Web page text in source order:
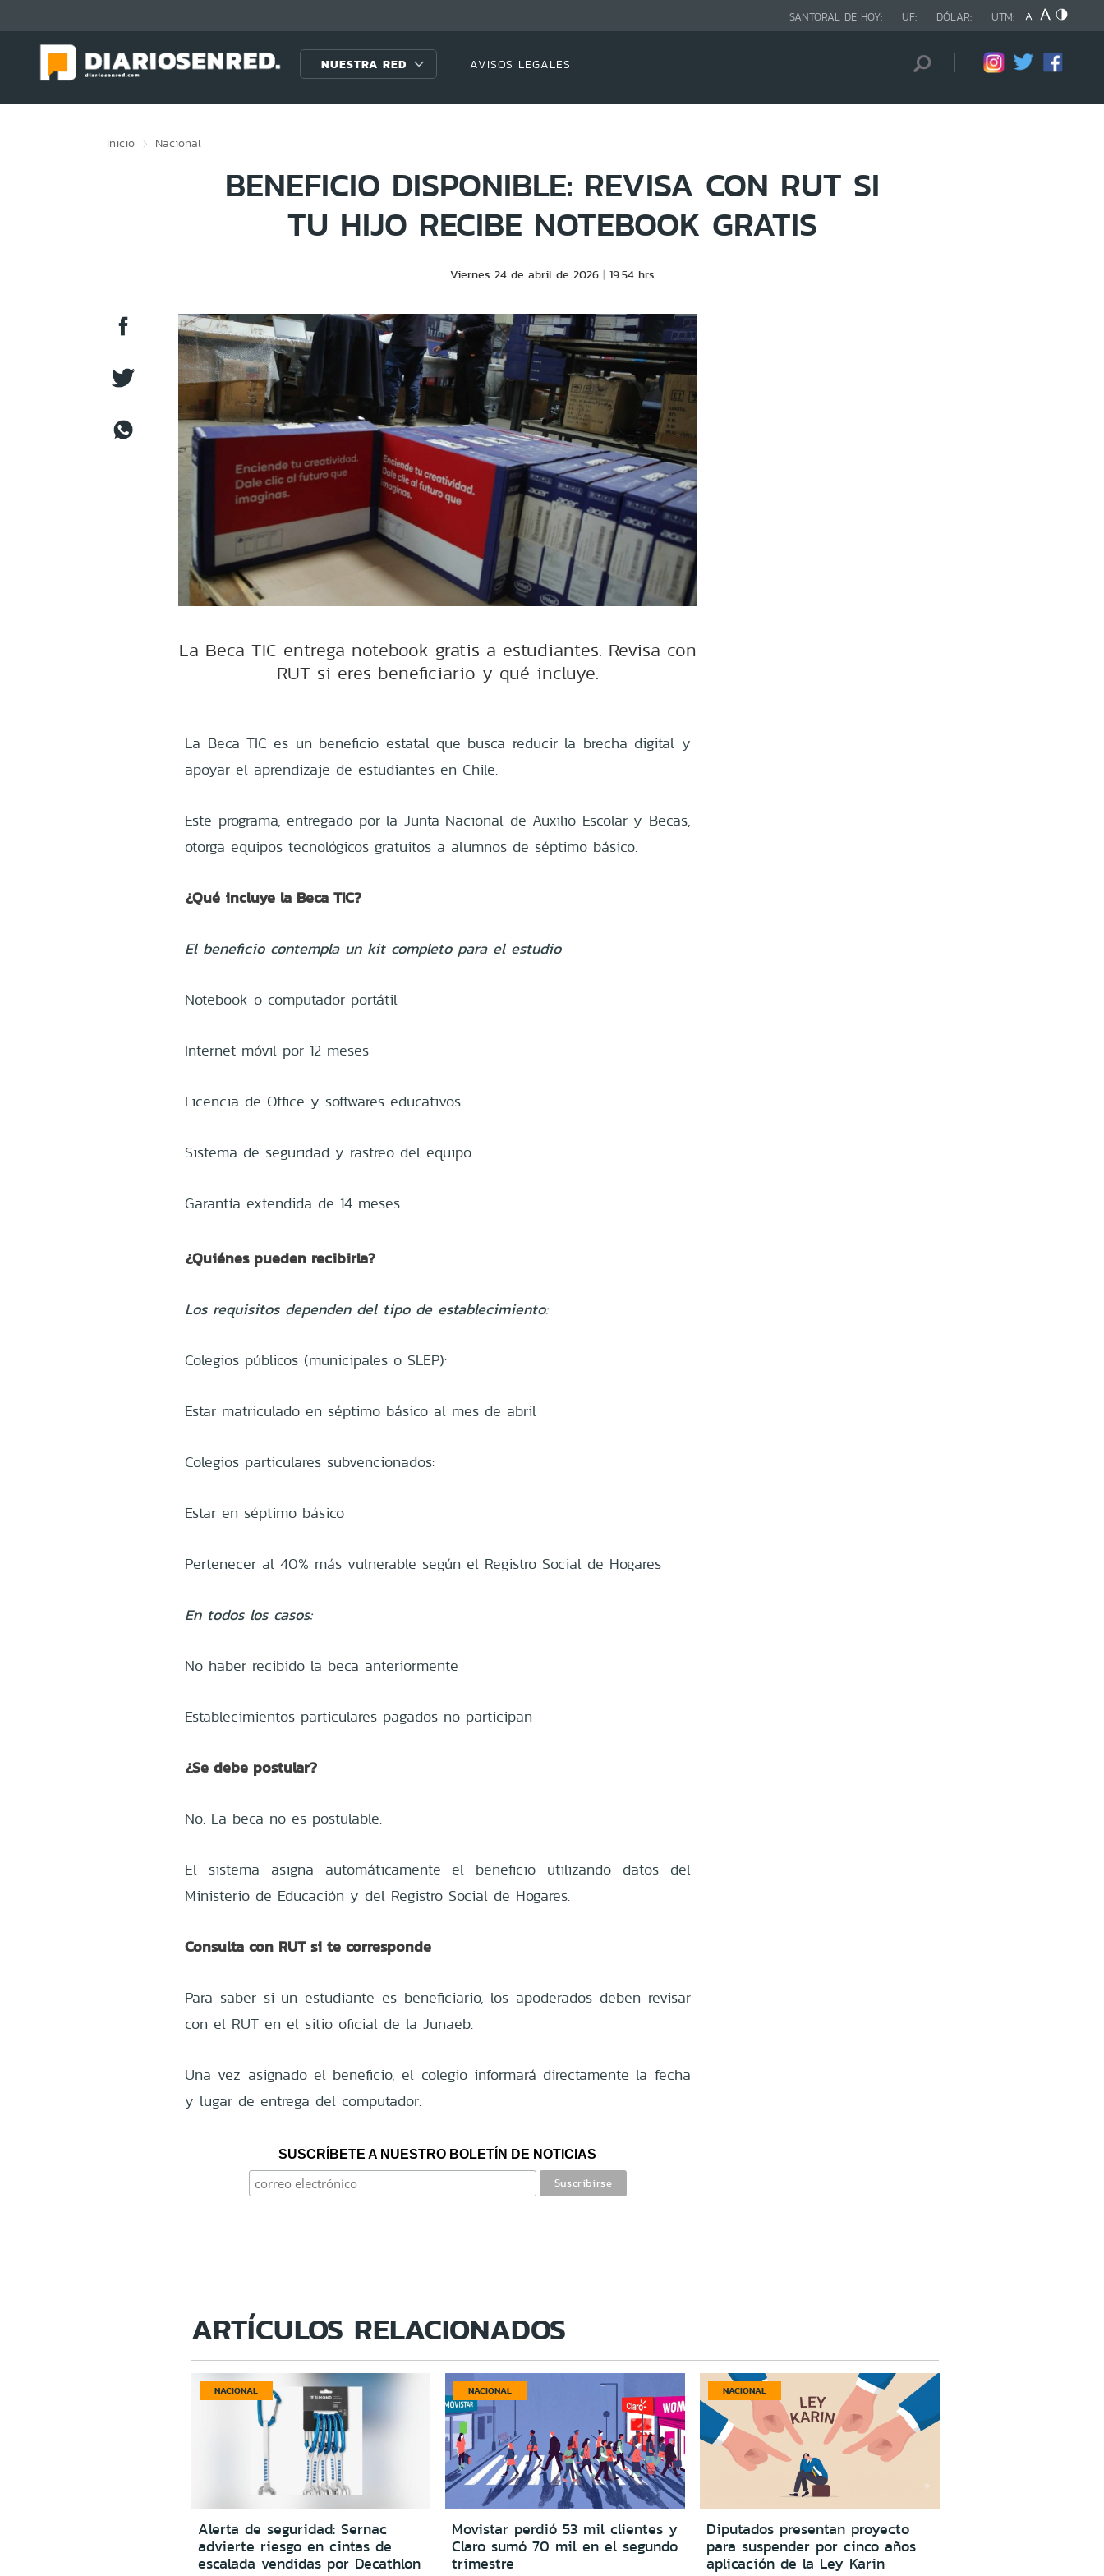
SANTORAL DE HOY: UF: DÓLAR: UTM:
NUESTRA RED AVISOS LEGALES
Inicio Nacional
BENEFICIO DISPONIBLE: REVISA CON RUT SI
TU HIJO RECIBE NOTEBOOK GRATIS
Viernes 24 de abril de 2026 19:54 hrs
La Beca TIC entrega notebook gratis a estudiantes. Revisa con
RUT si eres beneficiario y qué incluye.
La Beca TIC es un beneficio estatal que busca reducir la brecha digital y
apoyar el aprendizaje de estudiantes en Chile.
Este programa, entregado por la Junta Nacional de Auxilio Escolar y Becas,
otorga equipos tecnológicos gratuitos a alumnos de séptimo básico.
¿Qué incluye la Beca TIC?
El beneficio contempla un kit completo para el estudio
Notebook o computador portátil
Internet móvil por 12 meses
Licencia de Office y softwares educativos
Sistema de seguridad y rastreo del equipo
Garantía extendida de 14 meses
¿Quiénes pueden recibirla?
Los requisitos dependen del tipo de establecimiento:
Colegios públicos (municipales o SLEP):
Estar matriculado en séptimo básico al mes de abril
Colegios particulares subvencionados:
Estar en séptimo básico
Pertenecer al 40% más vulnerable según el Registro Social de Hogares
En todos los casos:
No haber recibido la beca anteriormente
Establecimientos particulares pagados no participan
¿Se debe postular?
No. La beca no es postulable.
El sistema asigna automáticamente el beneficio utilizando datos del
Ministerio de Educación y del Registro Social de Hogares.
Consulta con RUT si te corresponde
Para saber si un estudiante es beneficiario, los apoderados deben revisar
con el RUT en el sitio oficial de la Junaeb.
Una vez asignado el beneficio, el colegio informará directamente la fecha
y lugar de entrega del computador.
SUSCRÍBETE A NUESTRO BOLETÍN DE NOTICIAS
ARTÍCULOS RELACIONADOS
NACIONAL
Alerta de seguridad: Sernac
advierte riesgo en cintas de
escalada vendidas por Decathlon
NACIONAL
Movistar perdió 53 mil clientes y
Claro sumó 70 mil en el segundo
trimestre
NACIONAL
Diputados presentan proyecto
para suspender por cinco años
aplicación de la Ley Karin